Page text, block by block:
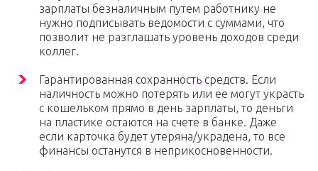
зарплаты безналичным путем работнику не
нужно подписывать ведомости с суммами, что
позволит не разглашать уровень доходов среди
коллег.
Гарантированная сохранность средств. Если
наличность можно потерять или ее могут украсть
с кошельком прямо в день зарплаты, то деньги
на пластике остаются на счете в банке. Даже
если карточка будет утеряна/украдена, то все
финансы останутся в неприкосновенности.